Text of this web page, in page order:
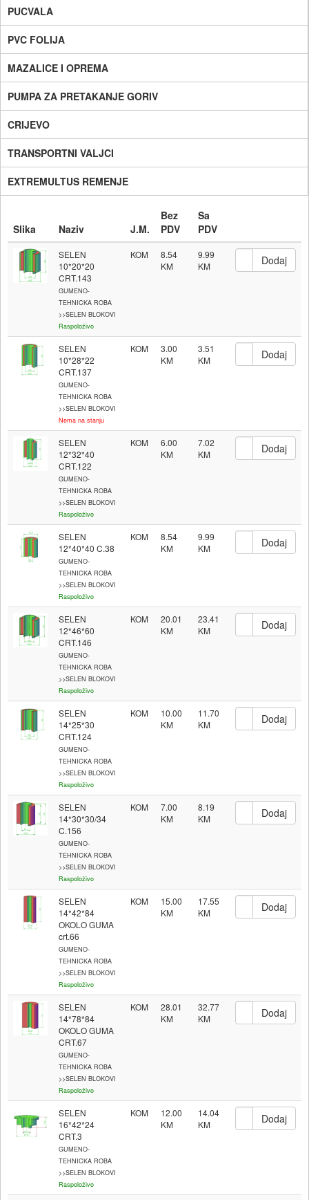
PUCVALA
PVC FOLIJA
MAZALICE I OPREMA
PUMPA ZA PRETAKANJE GORIV
CRIJEVO
TRANSPORTNI VALJCI
EXTREMULTUS REMENJE
Slika Naziv J.M.
Bez
PDV
Sa
PDV
SELEN
10*20*20
CRT.143
GUMENO-
TEHNICKA ROBA
>>SELEN BLOKOVI
Raspoloživo
KOM 8.54 9.99
SELEN
10*28*22
CRT.137
GUMENO-
TEHNICKA ROBA
>>SELEN BLOKOVI
Nema na stanju
KOM 3.00 3.51
SELEN
12*32*40
CRT.122
GUMENO-
TEHNICKA ROBA
>>SELEN BLOKOVI
Raspoloživo
KOM 6.00 7.02
SELEN
12*40*40 C.38
GUMENO-
TEHNICKA ROBA
>>SELEN BLOKOVI
Raspoloživo
KOM 8.54 9.99
SELEN
12*46*60
CRT.146
GUMENO-
TEHNICKA ROBA
>>SELEN BLOKOVI
Raspoloživo
KOM 20.01 23.41
SELEN
14*25*30
CRT.124
GUMENO-
TEHNICKA ROBA
>>SELEN BLOKOVI
Raspoloživo
KOM 10.00 11.70
SELEN
14*30*30/34
C.156
GUMENO-
TEHNICKA ROBA
>>SELEN BLOKOVI
Raspoloživo
KOM 7.00 8.19
SELEN
14*42*84
OKOLO GUMA
crt.66
GUMENO-
TEHNICKA ROBA
>>SELEN BLOKOVI
Raspoloživo
KOM 15.00 17.55
SELEN
14*78*84
OKOLO GUMA
CRT.67
GUMENO-
TEHNICKA ROBA
>>SELEN BLOKOVI
Raspoloživo
KOM 28.01 32.77
SELEN
16*42*24
CRT.3
GUMENO-
TEHNICKA ROBA
>>SELEN BLOKOVI
Raspoloživo
KOM 12.00 14.04